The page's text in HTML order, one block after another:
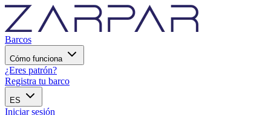
Barcos
Cómo funciona
¿Eres patrón?
Registra tu barco
ES
Iniciar sesión